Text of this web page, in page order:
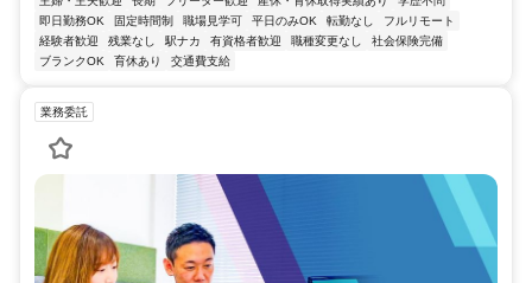
即日勤務OK
固定時間制 職場見学可 平日のみOK 転勤なし
フルリモート
経験者歓迎
残業なし 駅ナカ 有資格者歓迎 職種変更なし
社会保険完備
ブランクOK
育休あり 交通費支給
業務委託